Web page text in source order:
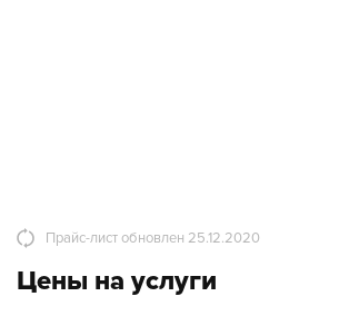
Цены на услуги
Прайс-лист обновлен 25.12.2020